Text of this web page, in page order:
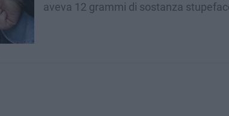
aveva 12 grammi di sostanza